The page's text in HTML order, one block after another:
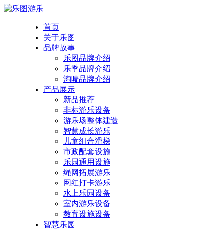
首页
关于乐图
品牌故事
乐图品牌介绍
乐季品牌介绍
淘唛品牌介绍
产品展示
新品推荐
非标游乐设备
游乐场整体建造
智慧成长游乐
儿童组合滑梯
市政配套设施
乐园通用设施
绳网拓展游乐
网红打卡游乐
水上乐园设备
室内游乐设备
教育设施设备
智慧乐园